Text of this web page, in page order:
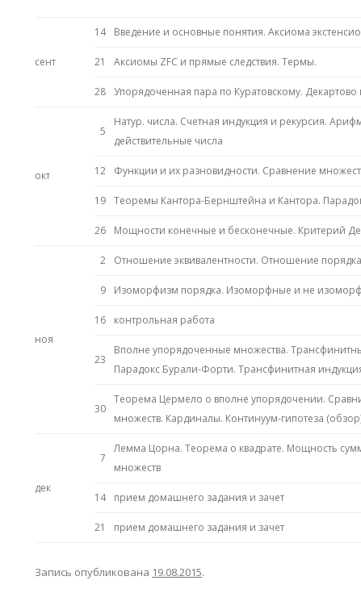
сент
14 Введение и основные понятия. Аксиома
21 Аксиомы ZFC и прямые следствия. Термы.
28 Упорядоченная пара по Куратовскому. Декартово
окт
5
Натур. числа. Счетная индукция и рекурсия.
действительные числа
12 Функции и их разновидности. Сравнение
19 Теоремы Кантора-Бернштейна и Кантора.
26 Мощности конечные и бесконечные. Критерий
ноя
2 Отношение эквивалентности. Отношение
9 Изоморфизм порядка. Изоморфные и не
16 контрольная работа
23
Вполне упорядоченные множества.
Парадокс Бурали-Форти. Трансфинитная
30
Теорема Цермело о вполне упорядочении.
множеств. Кардиналы. Континуум-гипотеза
дек
7
Лемма Цорна. Теорема о квадрате. Мощность
множеств
14 прием домашнего задания и зачет
21 прием домашнего задания и зачет
Запись опубликована 19.08.2015.